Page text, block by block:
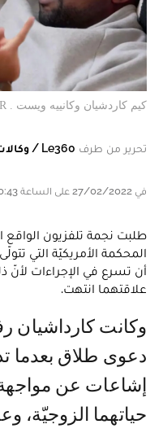
كيم كاردشيان وكانييه ويست . DR
تحرير من طرف Le360 / وكالات
في 27/02/2022 على الساعة 20:43
طلبت نجمة تلفزيون الواقع
المحكمة الأمريكيّة التي
أن تسرع في الإجراءات
علاقتهما انتهت.
وكانت كارداشيان رفعت العام الماضي
دعوى طلاق بعدما
إشاعات عن
حياتهما الزوجيّة،